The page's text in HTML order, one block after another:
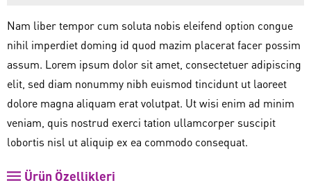
Nam liber tempor cum soluta nobis eleifend option congue
nihil imperdiet doming id quod mazim placerat facer possim
assum. Lorem ipsum dolor sit amet, consectetuer adipiscing
elit, sed diam nonummy nibh euismod tincidunt ut laoreet
dolore magna aliquam erat volutpat. Ut wisi enim ad minim
veniam, quis nostrud exerci tation ullamcorper suscipit
lobortis nisl ut aliquip ex ea commodo consequat.
Ürün Özellikleri